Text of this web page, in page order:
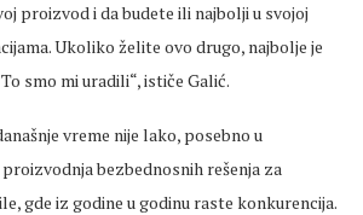
proizvod i da budete ili najbolji u svojoj
Ukoliko želite ovo drugo, najbolje je
smo mi uradili“, ističe Galić.
vreme nije lako, posebno u
bezbednosnih rešenja za
gde iz godine u godinu raste konkurencija.